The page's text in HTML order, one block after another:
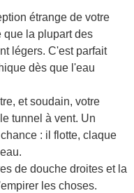
étrange de votre
que la plupart des
légers. C'est parfait
dès que l'eau
et soudain, votre
tunnel à vent. Un
: il flotte, claque
de douche droites et la
les choses.